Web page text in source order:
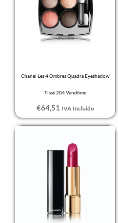
Chanel Les 4 Ombres Quadra Eyeshadow
Tissé 204 Vendôme
€64,51 IVA Incluido